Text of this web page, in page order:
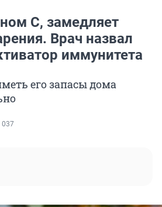
С, замедляет
Врач назвал
иммунитета
его запасы дома
037